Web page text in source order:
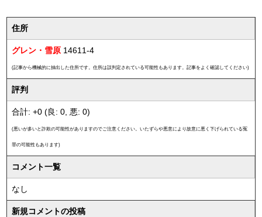
住所
グレン・雪原 14611-4
(記事から機械的に抽出した住所です。住所は誤判定されている可能性もあります。記事をよく確認してください)
評判
合計: +0 (良: 0, 悪: 0)
(悪いが多いと詐欺の可能性がありますのでご注意ください。いたずらや悪意により故意に悪く下げられている冤
罪の可能性もあります)
コメント一覧
なし
新規コメントの投稿